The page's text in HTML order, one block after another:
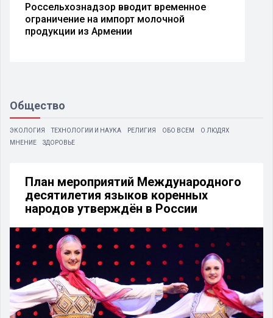
Россельхознадзор вводит временное
ограничение на импорт молочной
продукции из Армении
Общество
ЭКОЛОГИЯ ТЕХНОЛОГИИ И НАУКА РЕЛИГИЯ ОБО ВСЕМ
О ЛЮДЯХ
МНЕНИЕ
ЗДОРОВЬЕ
План мероприятий Международного
десятилетия языков коренных
народов утверждён в России